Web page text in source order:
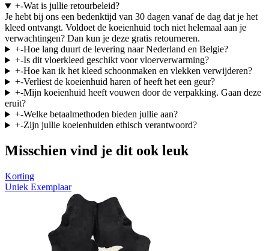
+-Wat is jullie retourbeleid?
Je hebt bij ons een bedenktijd van 30 dagen vanaf de dag dat je het
kleed ontvangt. Voldoet de koeienhuid toch niet helemaal aan je
verwachtingen? Dan kun je deze gratis retourneren.
+-Hoe lang duurt de levering naar Nederland en Belgie?
+-Is dit vloerkleed geschikt voor vloerverwarming?
+-Hoe kan ik het kleed schoonmaken en vlekken verwijderen?
+-Verliest de koeienhuid haren of heeft het een geur?
+-Mijn koeienhuid heeft vouwen door de verpakking. Gaan deze
eruit?
+-Welke betaalmethoden bieden jullie aan?
+-Zijn jullie koeienhuiden ethisch verantwoord?
Misschien vind je dit ook leuk
Korting
Uniek Exemplaar